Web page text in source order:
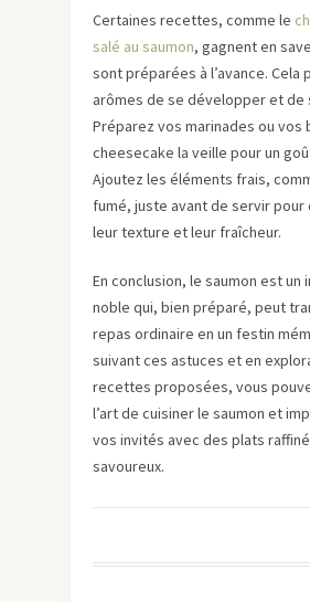
Certaines recettes, comme le
salé au saumon, gagnent en
sont préparées à l’avance. Cela
arômes de se développer et de
Préparez vos marinades ou vos
cheesecake la veille pour un
Ajoutez les éléments frais,
fumé, juste avant de servir
leur texture et leur fraîcheur.
En conclusion, le saumon est un
noble qui, bien préparé, peut
repas ordinaire en un festin
suivant ces astuces et en
recettes proposées, vous
l’art de cuisiner le saumon et
vos invités avec des plats
savoureux.